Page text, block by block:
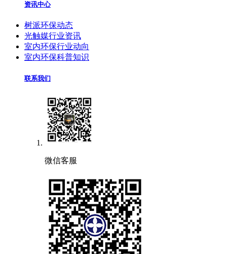
资讯中心
树派环保动态
光触媒行业资讯
室内环保行业动向
室内环保科普知识
联系我们
微信客服